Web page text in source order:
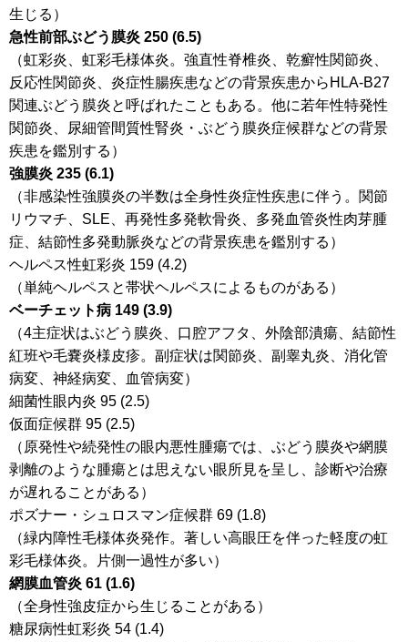
生じる）
急性前部ぶどう膜炎 250 (6.5)
（虹彩炎、虹彩毛様体炎。強直性脊椎炎、乾癬性関節炎、
反応性関節炎、炎症性腸疾患などの背景疾患からHLA-B27
関連ぶどう膜炎と呼ばれたこともある。他に若年性特発性
関節炎、尿細管間質性腎炎・ぶどう膜炎症候群などの背景
疾患を鑑別する）
強膜炎 235 (6.1)
（非感染性強膜炎の半数は全身性炎症性疾患に伴う。関節
リウマチ、SLE、再発性多発軟骨炎、多発血管炎性肉芽腫
症、結節性多発動脈炎などの背景疾患を鑑別する）
ヘルペス性虹彩炎 159 (4.2)
（単純ヘルペスと帯状ヘルペスによるものがある）
ベーチェット病 149 (3.9)
（4主症状はぶどう膜炎、口腔アフタ、外陰部潰瘍、結節性
紅班や毛嚢炎様皮疹。副症状は関節炎、副睾丸炎、消化管
病変、神経病変、血管病変）
細菌性眼内炎 95 (2.5)
仮面症候群 95 (2.5)
（原発性や続発性の眼内悪性腫瘍では、ぶどう膜炎や網膜
剥離のような腫瘍とは思えない眼所見を呈し、診断や治療
が遅れることがある）
ポズナー・シュロスマン症候群 69 (1.8)
（緑内障性毛様体炎発作。著しい高眼圧を伴った軽度の虹
彩毛様体炎。片側一過性が多い）
網膜血管炎 61 (1.6)
（全身性強皮症から生じることがある）
糖尿病性虹彩炎 54 (1.4)